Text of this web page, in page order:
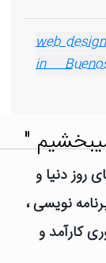
طراحی سایت در بوئنوس آیرس، web design
in
"
روز دنیا و
نویسی ،
کارآمد و